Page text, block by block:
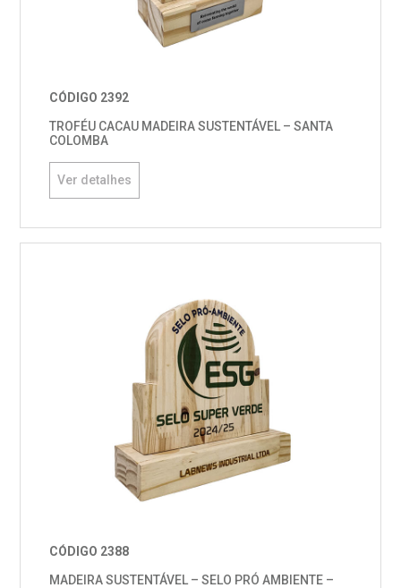
CÓDIGO 2392
TROFÉU CACAU MADEIRA SUSTENTÁVEL – SANTA
COLOMBA
Ver detalhes
CÓDIGO 2388
MADEIRA SUSTENTÁVEL – SELO PRÓ AMBIENTE –